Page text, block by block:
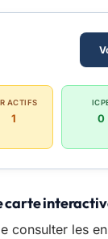
ACTIFS
1 0
carte
consulter les